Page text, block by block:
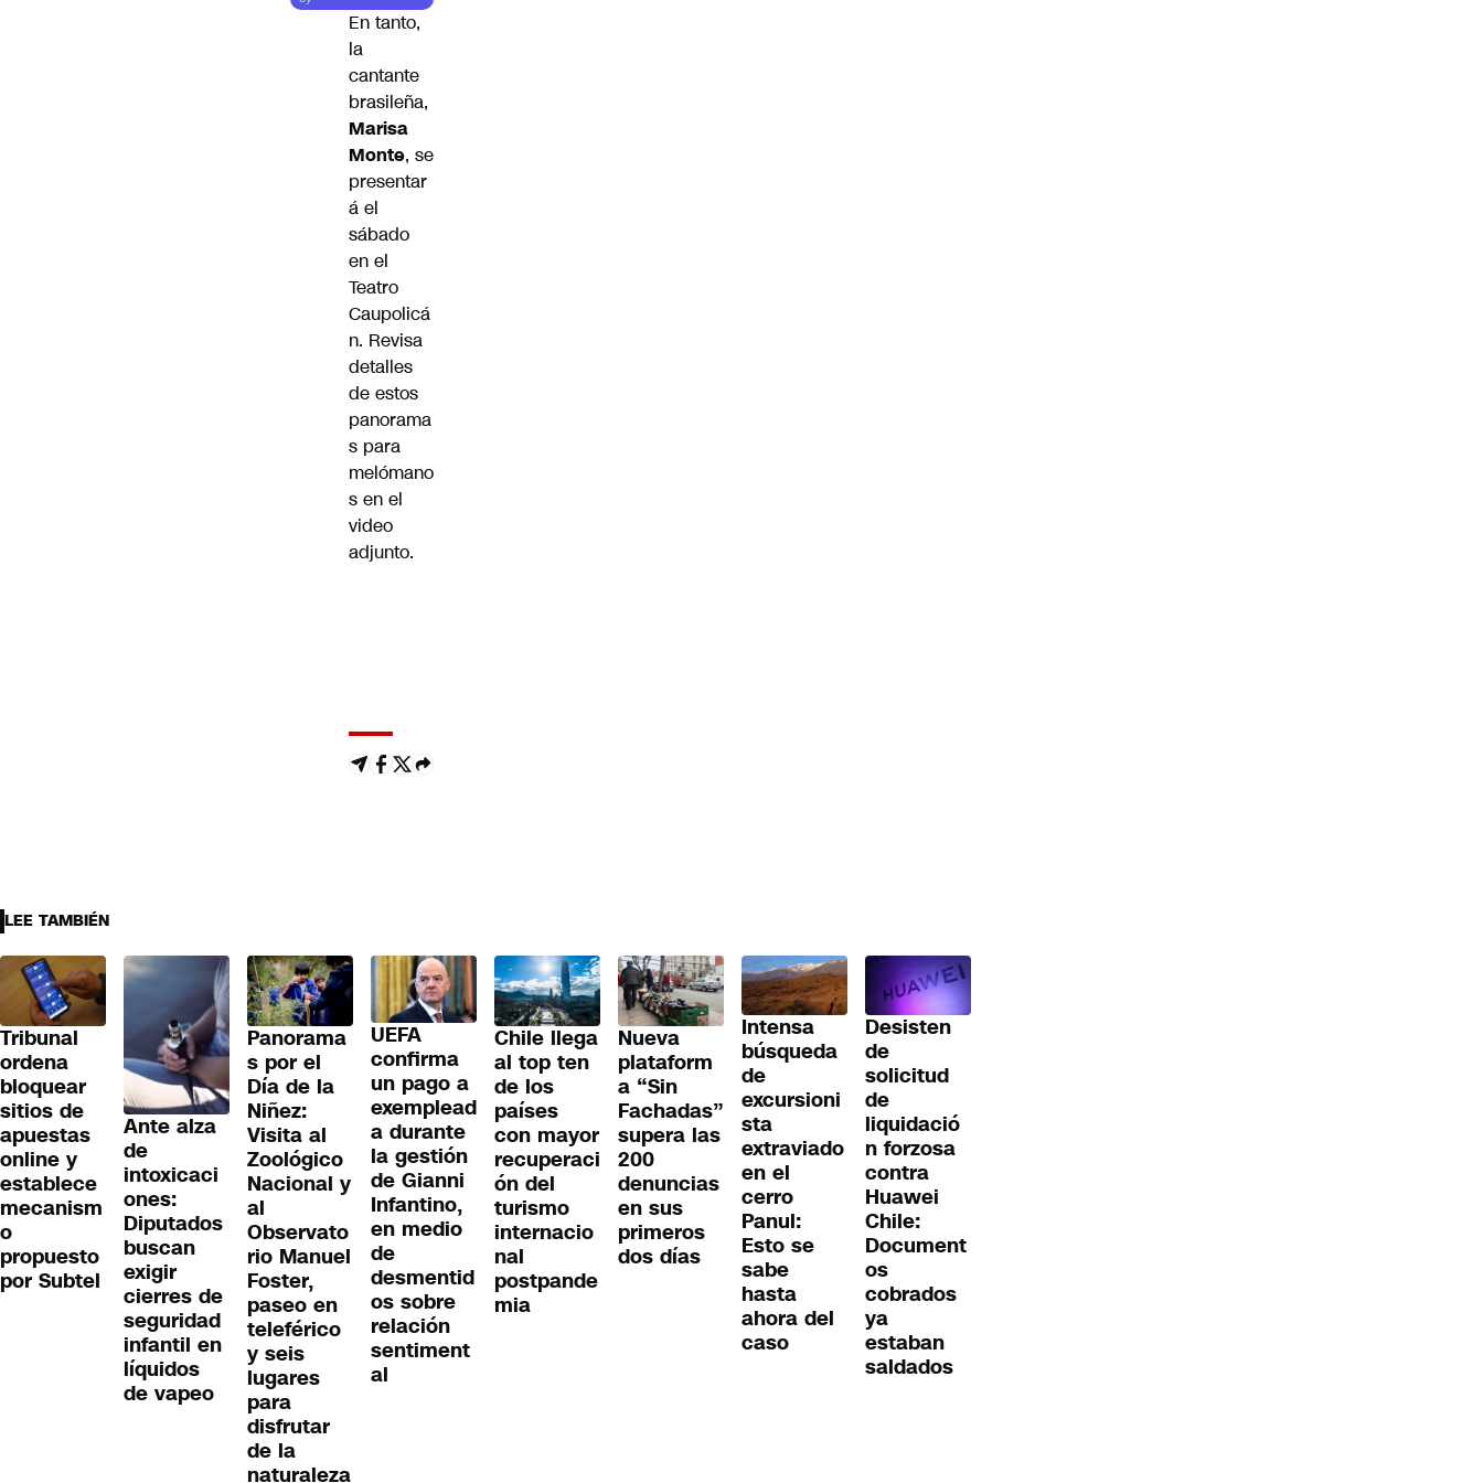
En tanto,
la
cantante
brasileña,
Marisa
Monte, se
presentar
á el
sábado
en el
Teatro
Caupolicá
n. Revisa
detalles
de estos
panorama
s para
melómano
s en el
video
adjunto.
LEE TAMBIÉN
Tribunal
ordena
bloquear
sitios de
apuestas
online y
establece
mecanism
o
propuesto
por Subtel
Ante alza
de
intoxicaci
ones:
Diputados
buscan
exigir
cierres de
seguridad
infantil en
líquidos
de vapeo
Panorama
s por el
Día de la
Niñez:
Visita al
Zoológico
Nacional y
al
Observato
rio Manuel
Foster,
paseo en
teleférico
y seis
lugares
para
disfrutar
de la
naturaleza
UEFA
confirma
un pago a
exemplead
a durante
la gestión
de Gianni
Infantino,
en medio
de
desmentid
os sobre
relación
sentiment
al
Chile llega
al top ten
de los
países
con mayor
recuperaci
ón del
turismo
internacio
nal
postpande
mia
Nueva
plataform
a “Sin
Fachadas”
supera las
200
denuncias
en sus
primeros
dos días
Intensa
búsqueda
de
excursioni
sta
extraviado
en el
cerro
Panul:
Esto se
sabe
hasta
ahora del
caso
Desisten
de
solicitud
de
liquidació
n forzosa
contra
Huawei
Chile:
Document
os
cobrados
ya
estaban
saldados